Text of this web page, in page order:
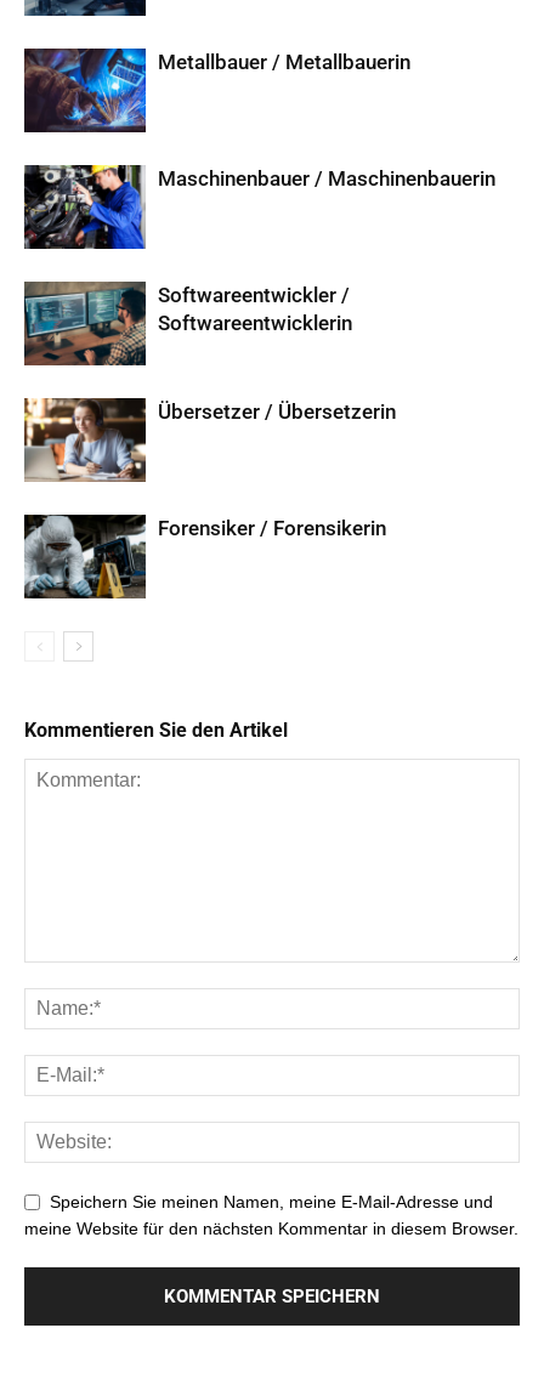
Metallbauer / Metallbauerin
Maschinenbauer / Maschinenbauerin
Softwareentwickler /
Softwareentwicklerin
Übersetzer / Übersetzerin
Forensiker / Forensikerin
Kommentieren Sie den Artikel
Speichern Sie meinen Namen, meine E-Mail-Adresse und
meine Website für den nächsten Kommentar in diesem Browser.